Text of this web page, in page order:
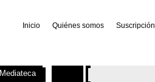
Inicio Quiénes somos Suscripción
Mediateca